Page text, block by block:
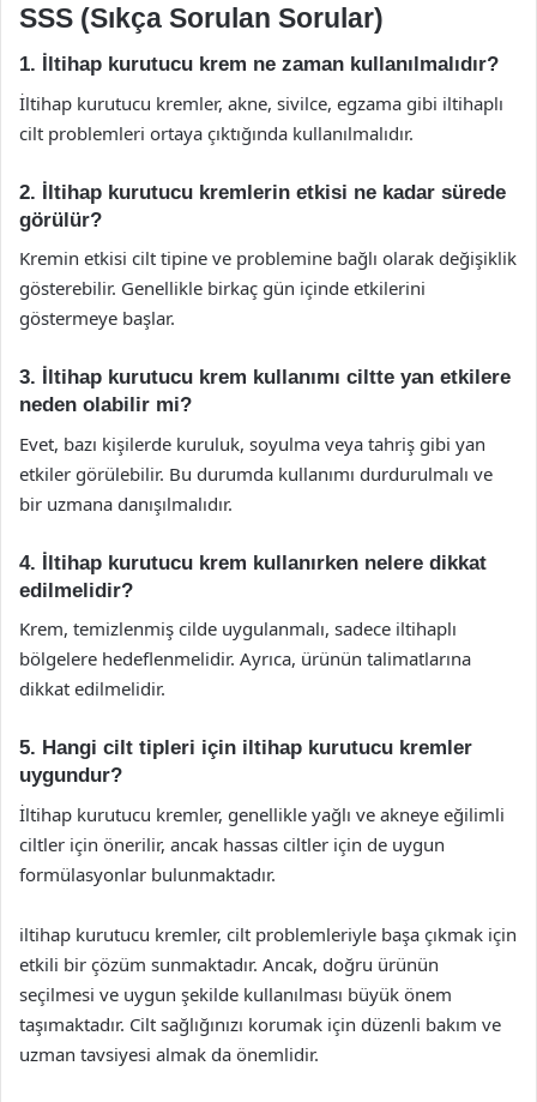
SSS (Sıkça Sorulan Sorular)
1. İltihap kurutucu krem ne zaman kullanılmalıdır?
İltihap kurutucu kremler, akne, sivilce, egzama gibi iltihaplı
cilt problemleri ortaya çıktığında kullanılmalıdır.
2. İltihap kurutucu kremlerin etkisi ne kadar sürede
görülür?
Kremin etkisi cilt tipine ve problemine bağlı olarak değişiklik
gösterebilir. Genellikle birkaç gün içinde etkilerini
göstermeye başlar.
3. İltihap kurutucu krem kullanımı ciltte yan etkilere
neden olabilir mi?
Evet, bazı kişilerde kuruluk, soyulma veya tahriş gibi yan
etkiler görülebilir. Bu durumda kullanımı durdurulmalı ve
bir uzmana danışılmalıdır.
4. İltihap kurutucu krem kullanırken nelere dikkat
edilmelidir?
Krem, temizlenmiş cilde uygulanmalı, sadece iltihaplı
bölgelere hedeflenmelidir. Ayrıca, ürünün talimatlarına
dikkat edilmelidir.
5. Hangi cilt tipleri için iltihap kurutucu kremler
uygundur?
İltihap kurutucu kremler, genellikle yağlı ve akneye eğilimli
ciltler için önerilir, ancak hassas ciltler için de uygun
formülasyonlar bulunmaktadır.
iltihap kurutucu kremler, cilt problemleriyle başa çıkmak için
etkili bir çözüm sunmaktadır. Ancak, doğru ürünün
seçilmesi ve uygun şekilde kullanılması büyük önem
taşımaktadır. Cilt sağlığınızı korumak için düzenli bakım ve
uzman tavsiyesi almak da önemlidir.